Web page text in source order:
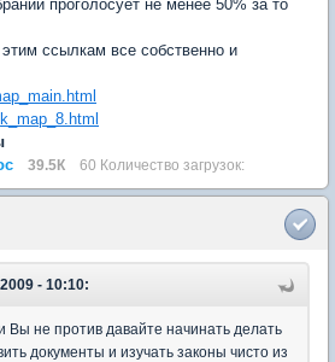
проголосует не менее 50% за то
ссылкам все собственно и
39.5К 60 Количество загрузок:
- 10:10:
Вы не против давайте начинать делать
документы и изучать законы чисто из